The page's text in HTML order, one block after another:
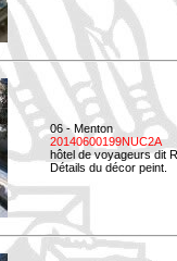
06 - Menton
20140600199NUC2A
hôtel de voyageurs dit
Détails du décor peint.